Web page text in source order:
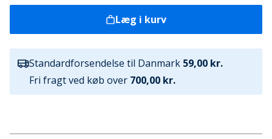
Læg i kurv
Standardforsendelse til Danmark 59,00 kr.
Fri fragt ved køb over 700,00 kr.